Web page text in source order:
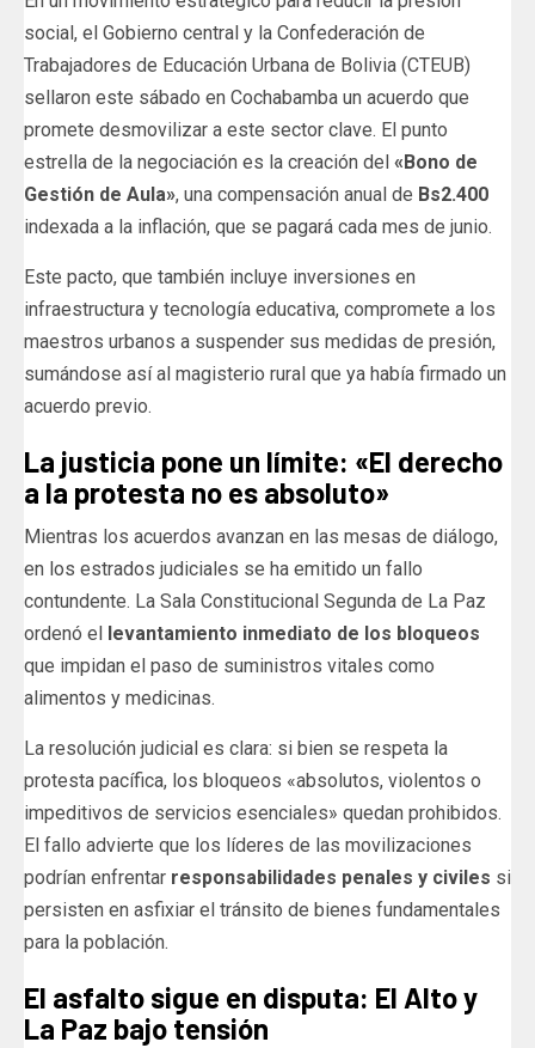
social, el Gobierno central y la Confederación de
Trabajadores de Educación Urbana de Bolivia (CTEUB)
sellaron este sábado en Cochabamba un acuerdo que
promete desmovilizar a este sector clave. El punto
estrella de la negociación es la creación del «Bono de
Gestión de Aula», una compensación anual de Bs2.400
indexada a la inflación, que se pagará cada mes de junio.
Este pacto, que también incluye inversiones en
infraestructura y tecnología educativa, compromete a los
maestros urbanos a suspender sus medidas de presión,
sumándose así al magisterio rural que ya había firmado un
acuerdo previo.
La justicia pone un límite: «El derecho
a la protesta no es absoluto»
Mientras los acuerdos avanzan en las mesas de diálogo,
en los estrados judiciales se ha emitido un fallo
contundente. La Sala Constitucional Segunda de La Paz
ordenó el levantamiento inmediato de los bloqueos
que impidan el paso de suministros vitales como
alimentos y medicinas.
La resolución judicial es clara: si bien se respeta la
protesta pacífica, los bloqueos «absolutos, violentos o
impeditivos de servicios esenciales» quedan prohibidos.
El fallo advierte que los líderes de las movilizaciones
podrían enfrentar responsabilidades penales y civiles si
persisten en asfixiar el tránsito de bienes fundamentales
para la población.
El asfalto sigue en disputa: El Alto y
La Paz bajo tensión